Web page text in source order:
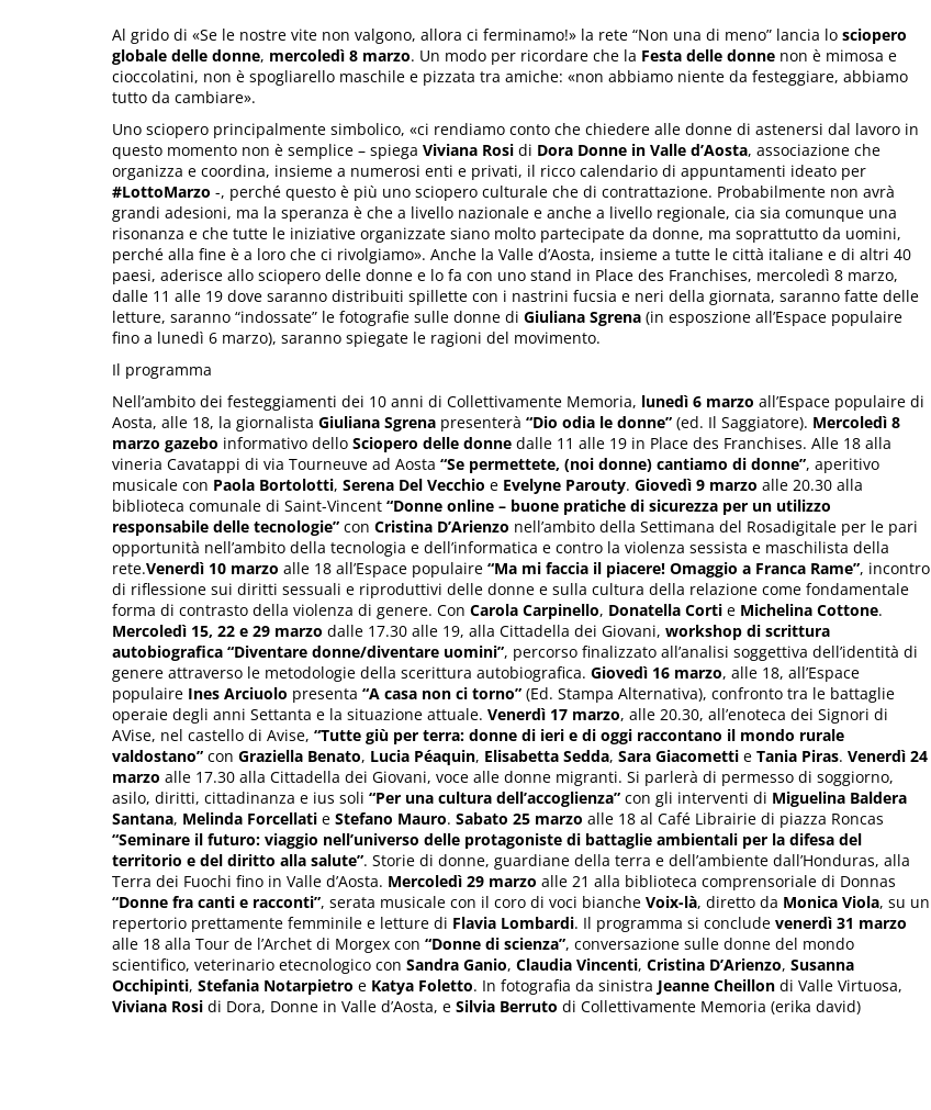
Al grido di «Se le nostre vite non valgono, allora ci ferminamo!» la rete “Non una di meno” lancia lo sciopero
globale delle donne, mercoledì 8 marzo. Un modo per ricordare che la Festa delle donne non è mimosa e
cioccolatini, non è spogliarello maschile e pizzata tra amiche: «non abbiamo niente da festeggiare, abbiamo
tutto da cambiare».
Uno sciopero principalmente simbolico, «ci rendiamo conto che chiedere alle donne di astenersi dal lavoro in
questo momento non è semplice – spiega Viviana Rosi di Dora Donne in Valle d’Aosta, associazione che
organizza e coordina, insieme a numerosi enti e privati, il ricco calendario di appuntamenti ideato per
#LottoMarzo -, perché questo è più uno sciopero culturale che di contrattazione. Probabilmente non avrà
grandi adesioni, ma la speranza è che a livello nazionale e anche a livello regionale, cia sia comunque una
risonanza e che tutte le iniziative organizzate siano molto partecipate da donne, ma soprattutto da uomini,
perché alla fine è a loro che ci rivolgiamo». Anche la Valle d’Aosta, insieme a tutte le città italiane e di altri 40
paesi, aderisce allo sciopero delle donne e lo fa con uno stand in Place des Franchises, mercoledì 8 marzo,
dalle 11 alle 19 dove saranno distribuiti spillette con i nastrini fucsia e neri della giornata, saranno fatte delle
letture, saranno “indossate” le fotografie sulle donne di Giuliana Sgrena (in esposzione all’Espace populaire
fino a lunedì 6 marzo), saranno spiegate le ragioni del movimento.
Il programma
Nell’ambito dei festeggiamenti dei 10 anni di Collettivamente Memoria, lunedì 6 marzo all’Espace populaire di
Aosta, alle 18, la giornalista Giuliana Sgrena presenterà “Dio odia le donne” (ed. Il Saggiatore). Mercoledì 8
marzo gazebo informativo dello Sciopero delle donne dalle 11 alle 19 in Place des Franchises. Alle 18 alla
vineria Cavatappi di via Tourneuve ad Aosta “Se permettete, (noi donne) cantiamo di donne”, aperitivo
musicale con Paola Bortolotti, Serena Del Vecchio e Evelyne Parouty. Giovedì 9 marzo alle 20.30 alla
biblioteca comunale di Saint-Vincent “Donne online – buone pratiche di sicurezza per un utilizzo
responsabile delle tecnologie” con Cristina D’Arienzo nell’ambito della Settimana del Rosadigitale per le pari
opportunità nell’ambito della tecnologia e dell’informatica e contro la violenza sessista e maschilista della
rete.Venerdì 10 marzo alle 18 all’Espace populaire “Ma mi faccia il piacere! Omaggio a Franca Rame”, incontro
di riflessione sui diritti sessuali e riproduttivi delle donne e sulla cultura della relazione come fondamentale
forma di contrasto della violenza di genere. Con Carola Carpinello, Donatella Corti e Michelina Cottone.
Mercoledì 15, 22 e 29 marzo dalle 17.30 alle 19, alla Cittadella dei Giovani, workshop di scrittura
autobiografica “Diventare donne/diventare uomini”, percorso finalizzato all’analisi soggettiva dell’identità di
genere attraverso le metodologie della scerittura autobiografica. Giovedì 16 marzo, alle 18, all’Espace
populaire Ines Arciuolo presenta “A casa non ci torno” (Ed. Stampa Alternativa), confronto tra le battaglie
operaie degli anni Settanta e la situazione attuale. Venerdì 17 marzo, alle 20.30, all’enoteca dei Signori di
AVise, nel castello di Avise, “Tutte giù per terra: donne di ieri e di oggi raccontano il mondo rurale
valdostano” con Graziella Benato, Lucia Péaquin, Elisabetta Sedda, Sara Giacometti e Tania Piras. Venerdì 24
marzo alle 17.30 alla Cittadella dei Giovani, voce alle donne migranti. Si parlerà di permesso di soggiorno,
asilo, diritti, cittadinanza e ius soli “Per una cultura dell’accoglienza” con gli interventi di Miguelina Baldera
Santana, Melinda Forcellati e Stefano Mauro. Sabato 25 marzo alle 18 al Café Librairie di piazza Roncas
“Seminare il futuro: viaggio nell’universo delle protagoniste di battaglie ambientali per la difesa del
territorio e del diritto alla salute”. Storie di donne, guardiane della terra e dell’ambiente dall’Honduras, alla
Terra dei Fuochi fino in Valle d’Aosta. Mercoledì 29 marzo alle 21 alla biblioteca comprensoriale di Donnas
“Donne fra canti e racconti”, serata musicale con il coro di voci bianche Voix-là, diretto da Monica Viola, su un
repertorio prettamente femminile e letture di Flavia Lombardi. Il programma si conclude venerdì 31 marzo
alle 18 alla Tour de l’Archet di Morgex con “Donne di scienza”, conversazione sulle donne del mondo
scientifico, veterinario etecnologico con Sandra Ganio, Claudia Vincenti, Cristina D’Arienzo, Susanna
Occhipinti, Stefania Notarpietro e Katya Foletto. In fotografia da sinistra Jeanne Cheillon di Valle Virtuosa,
Viviana Rosi di Dora, Donne in Valle d’Aosta, e Silvia Berruto di Collettivamente Memoria (erika david)